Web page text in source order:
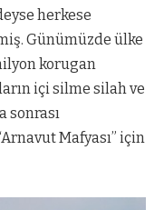
herkese
Günümüzde ülke
korugan
içi silme silah ve
sonrası
Mafyası” için